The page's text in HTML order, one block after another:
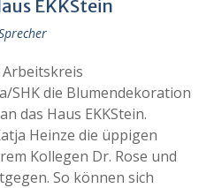
EKKStein
SHK die Blumendekoration
das Haus EKKStein.
Heinze die üppigen
Kollegen Dr. Rose und
So können sich